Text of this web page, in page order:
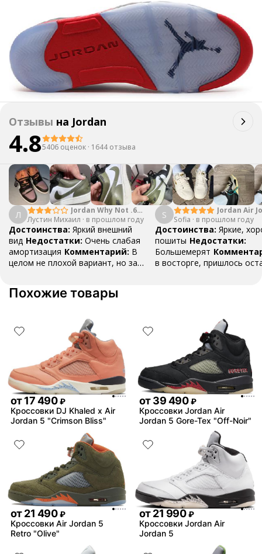
Отзывы на Jordan
4.85406 оценок · 1644 отзыва
Л
Jordan Why Not .6
"Bright Crimson" PF
Лустин Михаил · в прошлом году
Достоинства: Яркий внешний
вид Недостатки: Очень слабая
амортизация Комментарий: В
целом не плохой вариант, но за
баскетбольных кроссовок
S
Jordan Air
Mid SE
Sofia · в прошлом году
Достоинства: Яркие,
пошиты Недостатки:
Большемерят
в восторге, пришлось
Похожие товары
от17 490 ₽
Кроссовки DJ Khaled x Air
Jordan 5 "Crimson Bliss"
от39 490 ₽
Кроссовки Jordan Air
Jordan 5 Gore-Tex "Off-Noir"
от21 490 ₽
Кроссовки Air Jordan 5
Retro "Olive"
от21 990 ₽
Кроссовки Jordan Air
Jordan 5